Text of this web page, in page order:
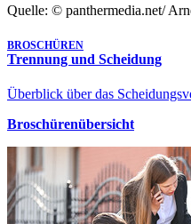
Quelle: © panthermedia.net/
BROSCHÜREN
Trennung und Scheidung
Überblick über das
Broschürenübersicht